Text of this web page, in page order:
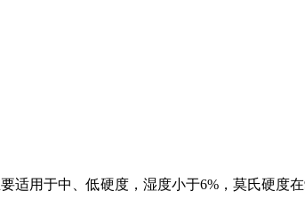
适用于中、低硬度，湿度小于6%，莫氏硬度